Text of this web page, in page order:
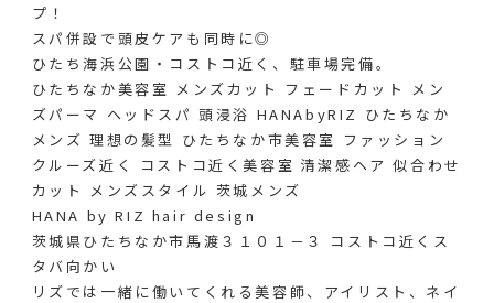
プ！
スパ併設で頭皮ケアも同時に◎
ひたち海浜公園・コストコ近く、駐車場完備。
ひたちなか美容室 メンズカット フェードカット メン
ズパーマ ヘッドスパ 頭浸浴 HANAbyRIZ ひたちなか
メンズ 理想の髪型 ひたちなか市美容室 ファッション
クルーズ近く コストコ近く美容室 清潔感ヘア 似合わせ
カット メンズスタイル 茨城メンズ
HANA by RIZ hair design
茨城県ひたちなか市馬渡３１０１－３ コストコ近くス
タバ向かい
リズでは一緒に働いてくれる美容師、アイリスト、ネイ